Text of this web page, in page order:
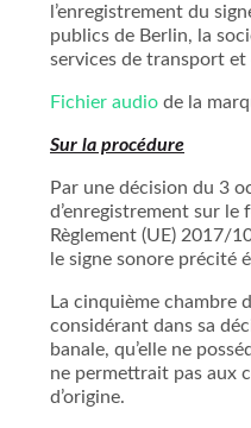
l’enregistrement du
publics de Berlin, la
services de transport et
Fichier audio de la
Sur la procédure
Par une décision du 3
d’enregistrement sur le
Règlement (UE) 2017/
le signe sonore précité
La cinquième chambre
considérant dans sa
banale, qu’elle ne
ne permettrait pas aux
d’origine.